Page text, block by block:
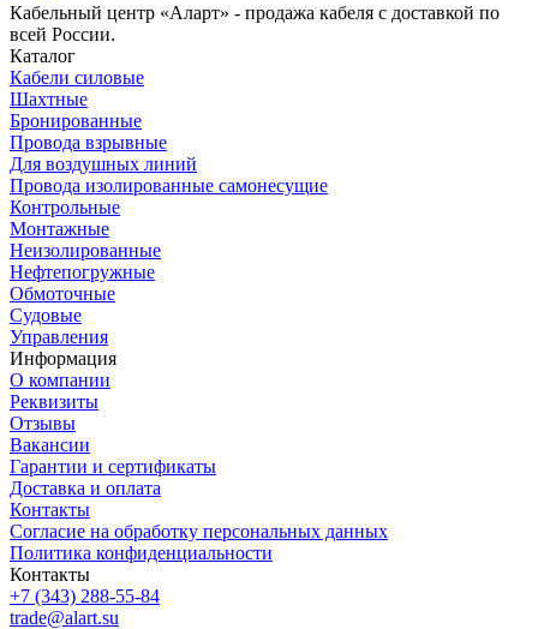
Кабельный центр «Аларт» - продажа кабеля с доставкой по
всей России.
Каталог
Кабели силовые
Шахтные
Бронированные
Провода взрывные
Для воздушных линий
Провода изолированные самонесущие
Контрольные
Монтажные
Неизолированные
Нефтепогружные
Обмоточные
Судовые
Управления
Информация
О компании
Реквизиты
Отзывы
Вакансии
Гарантии и сертификаты
Доставка и оплата
Контакты
Согласие на обработку персональных данных
Политика конфиденциальности
Контакты
+7 (343) 288-55-84
trade@alart.su